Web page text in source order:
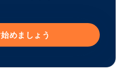
めましょう